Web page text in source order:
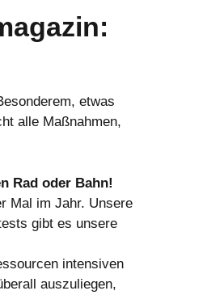
etwas
alle Maßnahmen,
Rad oder Bahn!
Mal im Jahr. Unsere
gibt es unsere
intensiven
auszuliegen,